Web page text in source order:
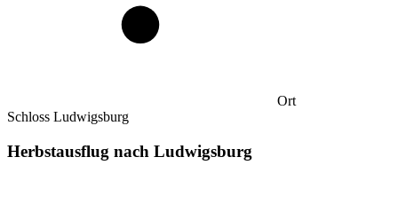
Ort
Schloss Ludwigsburg
Herbstausflug nach Ludwigsburg